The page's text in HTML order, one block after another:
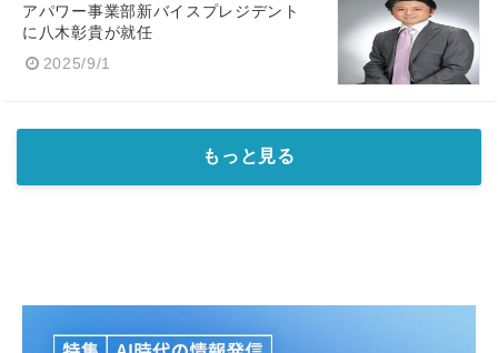
アパワー事業部新バイスプレジデント
に八木彰貴が就任
2025/9/1
もっと見る